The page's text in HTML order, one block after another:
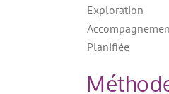
Exploration
Planifiée